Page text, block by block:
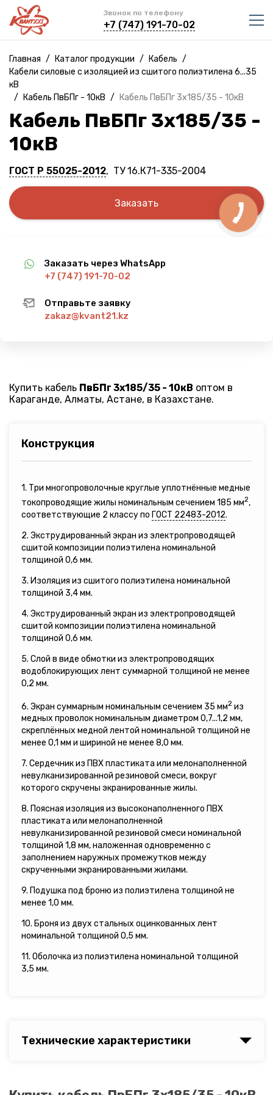
Звонок по телефону
+7 (747) 191-70-02
Главная / Каталог продукции / Кабель /
Кабели силовые с изоляцией из сшитого полиэтилена 6...35
кВ
/
Кабель ПвБПг - 10кВ / Кабель ПвБПг 3х185/35 - 10кВ
Кабель ПвБПг 3х185/35 -
10кВ
ГОСТ Р 55025-2012, ТУ 16.К71-335-2004
Заказать
Заказать через WhatsApp
+7 (747) 191-70-02
Отправьте заявку
zakaz@kvant21.kz
Купить кабель ПвБПг 3х185/35 - 10кВ оптом в
Караганде, Алматы, Астане, в Казахстане.
Конструкция
1. Три многопроволочные круглые уплотнённые медные
токопроводящие жилы номинальным сечением 185 мм2,
соответствующие 2 классу по ГОСТ 22483-2012.
2. Экструдированный экран из электропроводящей
сшитой композиции полиэтилена номинальной
толщиной 0,6 мм.
3. Изоляция из сшитого полиэтилена номинальной
толщиной 3,4 мм.
4. Экструдированный экран из электропроводящей
сшитой композиции полиэтилена номинальной
толщиной 0,6 мм.
5. Слой в виде обмотки из электропроводящих
водоблокирующих лент суммарной толщиной не менее
0,2 мм.
6. Экран суммарным номинальным сечением 35 мм2 из
медных проволок номинальным диаметром 0,7...1,2 мм,
скреплённых медной лентой номинальной толщиной не
менее 0,1 мм и шириной не менее 8,0 мм.
7. Сердечник из ПВХ пластиката или мелонаполненной
невулканизированной резиновой смеси, вокруг
которого скручены экранированные жилы.
8. Поясная изоляция из высоконаполненного ПВХ
пластиката или мелонаполненной
невулканизированной резиновой смеси номинальной
толщиной 1,8 мм, наложенная одновременно с
заполнением наружных промежутков между
скрученными экранированными жилами.
9. Подушка под броню из полиэтилена толщиной не
менее 1,0 мм.
10. Броня из двух стальных оцинкованных лент
номинальной толщиной 0,5 мм.
11. Оболочка из полиэтилена номинальной толщиной
3,5 мм.
Технические характеристики